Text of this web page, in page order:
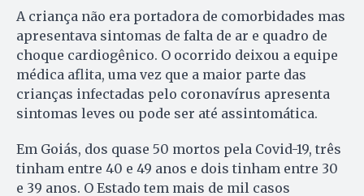
A criança não era portadora de comorbidades mas
apresentava sintomas de falta de ar e quadro de
choque cardiogênico. O ocorrido deixou a equipe
médica aflita, uma vez que a maior parte das
crianças infectadas pelo coronavírus apresenta
sintomas leves ou pode ser até assintomática.
Em Goiás, dos quase 50 mortos pela Covid-19, três
tinham entre 40 e 49 anos e dois tinham entre 30
e 39 anos. O Estado tem mais de mil casos